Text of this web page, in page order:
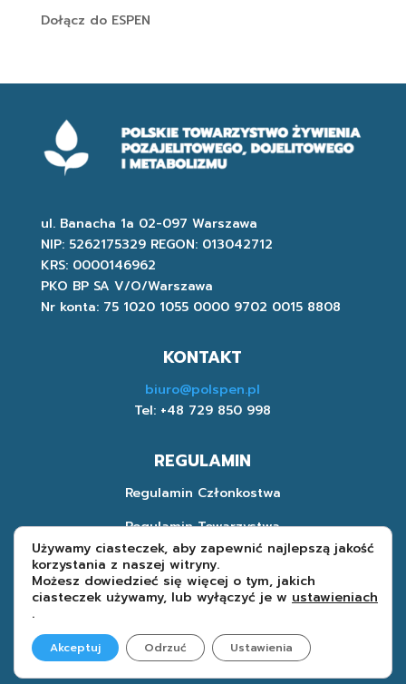
Dołącz do ESPEN
ul. Banacha 1a 02-097 Warszawa
NIP: 5262175329 REGON: 013042712
KRS: 0000146962
PKO BP SA V/O/Warszawa
Nr konta: 75 1020 1055 0000 9702 0015 8808
KONTAKT
biuro@polspen.pl
Tel: +48 729 850 998
REGULAMIN
Regulamin Członkostwa
Regulamin Towarzystwa
Polityka Prywatności
POLSPEN | 2022
Używamy ciasteczek, aby zapewnić najlepszą jakość
korzystania z naszej witryny.
Możesz dowiedzieć się więcej o tym, jakich
ciasteczek używamy, lub wyłączyć je w ustawieniach
.
Akceptuj Odrzuć Ustawienia